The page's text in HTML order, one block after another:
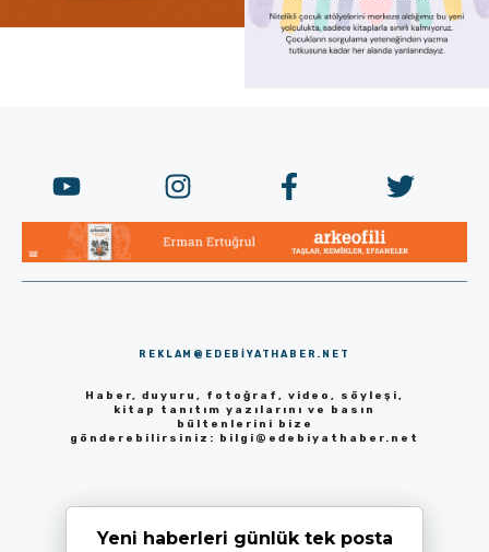
REKLAM@EDEBIYATHABER.NET
Haber, duyuru, fotoğraf, video, söyleşi,
kitap tanıtım yazılarını ve basın
bültenlerini bize
gönderebilirsiniz: bilgi@edebiyathaber.net
Yeni haberleri günlük tek posta